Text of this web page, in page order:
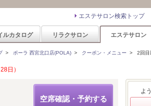
エステサロン検索トップ
ルカタログ リラクサロン エステサロン
> ポーラ 西宮北口店(POLA) > クーポン・メニュー > 2回目
日）
空席確認・予約する
よ